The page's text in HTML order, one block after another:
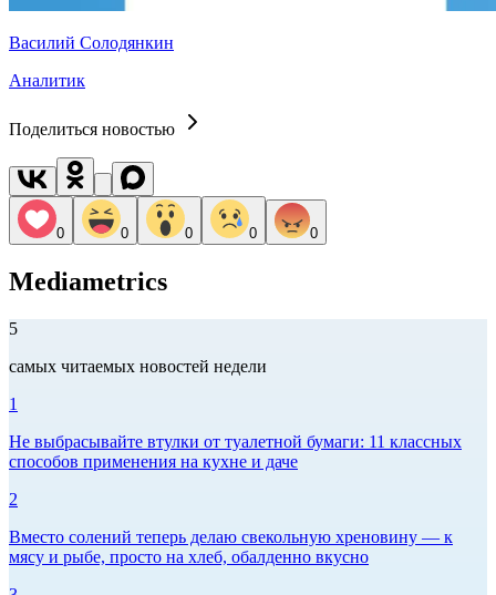
Василий Солодянкин
Аналитик
Поделиться новостью
0 0 0 0 0
Mediametrics
5
самых читаемых новостей недели
1
Не выбрасывайте втулки от туалетной бумаги: 11 классных
способов применения на кухне и даче
2
Вместо солений теперь делаю свекольную хреновину — к
мясу и рыбе, просто на хлеб, обалденно вкусно